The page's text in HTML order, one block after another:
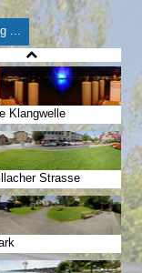
...
Klangwelle
Strasse